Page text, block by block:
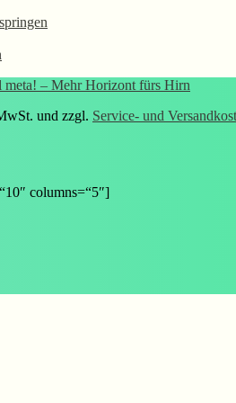
meta! – Mehr Horizont fürs Hirn
und zzgl. Service- und
columns=“5″]